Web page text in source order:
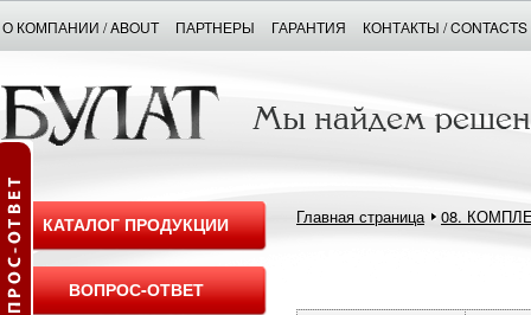
О КОМПАНИИ / ABOUT ПАРТНЕРЫ ГАРАНТИЯ КОНТАКТЫ / CONTACTS
КАТАЛОГ ПРОДУКЦИИ
ВОПРОС-ОТВЕТ
Главная страница 08.